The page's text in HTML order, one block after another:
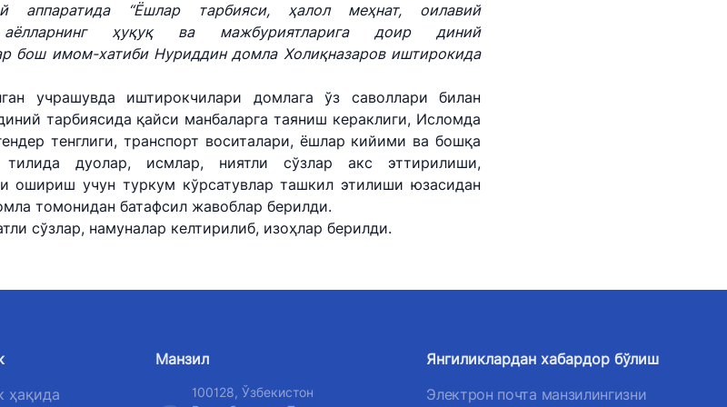
аппаратида “Ёшлар тарбияси, ҳалол меҳнат, оилавий
ҳуқуқ ва мажбуриятларига доир диний
бош имом-хатиби Нуриддин домла Холиқназаров иштирокида
учрашувда иштирокчилари домлага ўз саволлари билан
тарбиясида қайси манбаларга таяниш кераклиги, Исломда
тенглиги, транспорт воситалари, ёшлар кийими ва бошқа
тилида дуолар, исмлар, ниятли сўзлар акс эттирилиши,
ошириш учун туркум кўрсатувлар ташкил этилиши юзасидан
томонидан батафсил жавоблар берилди.
сўзлар, намуналар келтирилиб, изоҳлар берилди.
ҳақида
Манзил
100128, Ўзбекистон
Янгиликлардан хабардор бўлиш
Электрон почта манзилингизни